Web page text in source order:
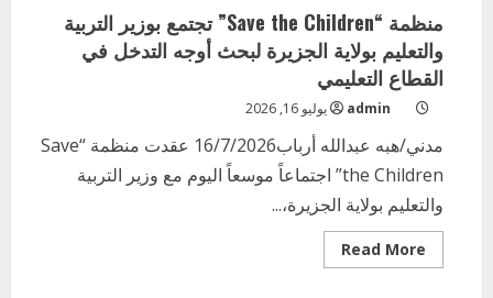
منظمة “Save the Children” تجتمع بوزير التربية
والتعليم بولاية الجزيرة لبحث أوجه التدخل في
القطاع التعليمي
admin يوليو 16, 2026
مدني/هبه عبدالله أرباب16/7/2026 عقدت منظمة “Save
the Children” اجتماعاً موسعاً اليوم مع وزير التربية
والتعليم بولاية الجزيرة،...
Read More
more